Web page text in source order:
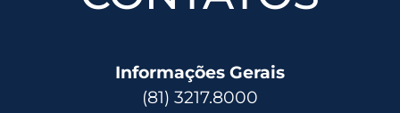
Informações Gerais
(81) 3217.8000